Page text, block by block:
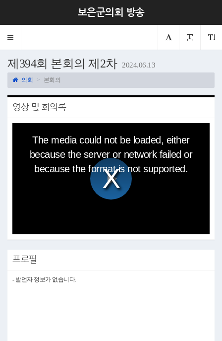
보은군의회 방송
Toggle
제394회 본회의 제2차 2024.06.13
의회 본회의
영상 및 회의록
Play
Video
window.
The media could not be loaded, either
because the server or network failed or
because the format is not supported.
프로필
- 발언자 정보가 없습니다.